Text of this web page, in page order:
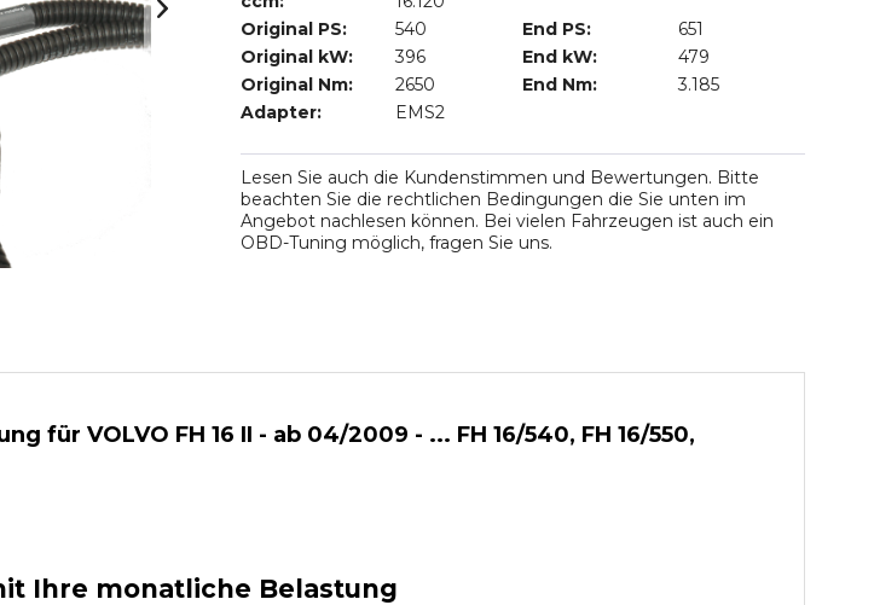
Original PS:
540 End PS:
651
Original kW:
396 End kW:
479
Original Nm:
2650 End Nm:
3.185
Adapter:
EMS2
Lesen Sie auch die Kundenstimmen und Bewertungen. Bitte
beachten Sie die rechtlichen Bedingungen die Sie unten im
Angebot nachlesen können. Bei vielen Fahrzeugen ist auch ein
OBD-Tuning möglich, fragen Sie uns.
VOLVO FH 16 II - ab 04/2009 - ... FH 16/540, FH 16/550,
Ihre monatliche Belastung